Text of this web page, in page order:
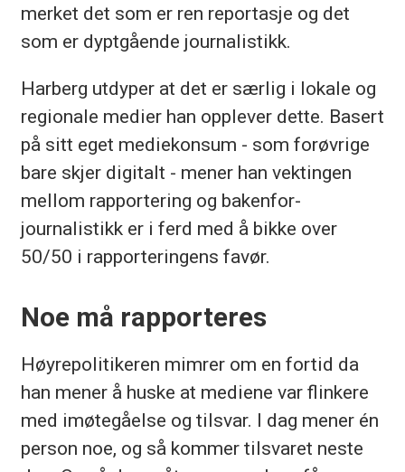
merket det som er ren reportasje og det
som er dyptgående journalistikk.
Harberg utdyper at det er særlig i lokale og
regionale medier han opplever dette. Basert
på sitt eget mediekonsum - som forøvrige
bare skjer digitalt - mener han vektingen
mellom rapportering og bakenfor-
journalistikk er i ferd med å bikke over
50/50 i rapporteringens favør.
Noe må rapporteres
Høyrepolitikeren mimrer om en fortid da
han mener å huske at mediene var flinkere
med imøtegåelse og tilsvar. I dag mener én
person noe, og så kommer tilsvaret neste